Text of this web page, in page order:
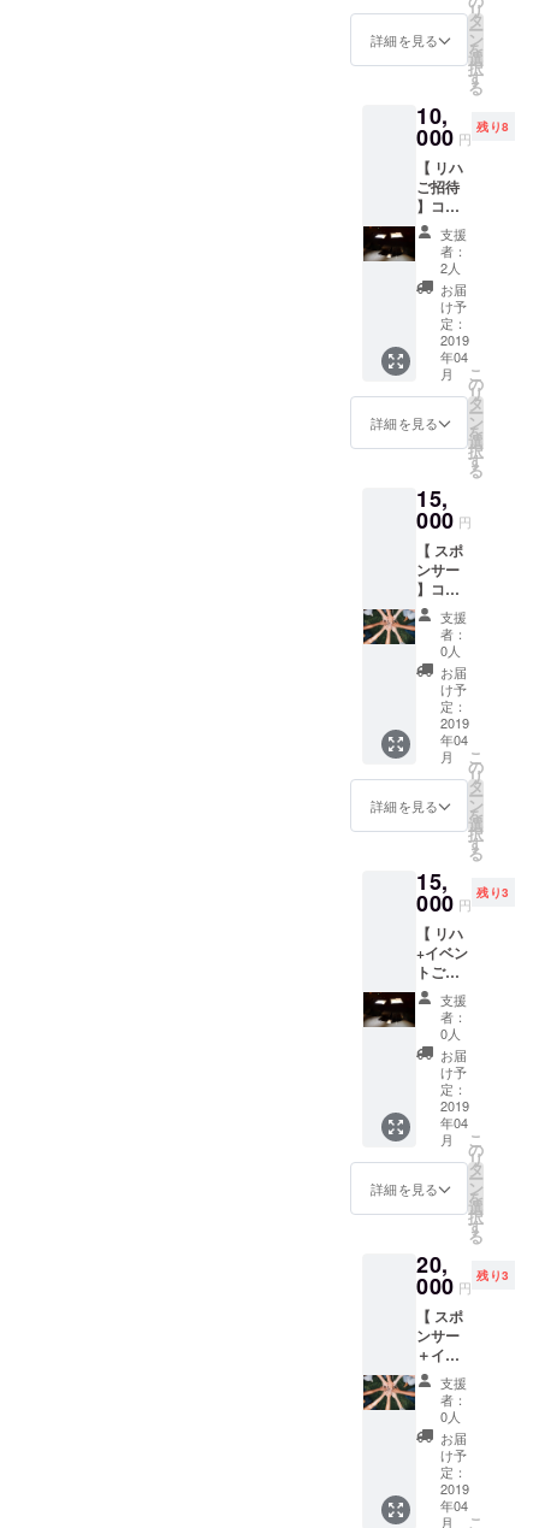
ださ
い。 記
CAMPF
IREの
ユー
ザー名
を掲載
いたし
ます。
ご了承
くださ
い。） *
支援額
は任意
に設定
してい
ただけ
グラム
にお名
必ず備
考欄に
のお名
前をご
記入く
ださ
い。 記
入のな
い場合
CAMPF
IREの
ユー
ザー名
を掲載
いたし
い。） *
支援額
は任意
に設定
してい
ただけ
ます。 *
チケッ
トは
メール
で送付
する電
子チ
ケット
になり
イベン
トは
4/22(月)
20:00に
東日本
橋ICA
PLUSに
て行う
予定で
す。交
通費は
別途支
援者様
のご負
担とな
りま
す。
るチ
ケット
をペア
ます。
クラ
シック
音楽を
あまり
聴かな
いとい
う方を
誘っ
て、一
緒に楽
しんで
みて
は？ ・
サンク
スメー
ルをお
トにご
招待 ・
の場
合、
Web
ページ
上と当
日配布
のプロ
グラム
にお名
前を掲
載（支
援時、
必ず備
考欄に
記入く
ださ
い。 記
入のな
い場合
は
CAMPF
IREの
ユー
ザー名
を掲載
いたし
ます。
ご了承
くださ
支援額
は任意
ただけ
ます。 *
チケッ
トは
メール
で送付
する電
子チ
ケット
になり
ます。 *
イベン
トは
4/22(月)
詳細を見る
リ
タ
ー
ン
を
選
択
す
る
10,
000 円
残り8
【 リハ
ご招待
】コー
ス
10,000
円〜 4
月に行
うリ
ハーサ
ル（ゲ
ネプ
ロ）の
様子を
覗けま
す！日
整致し
ます。
・サン
クス
メール
をお届
け ・お
一人様
リハー
サルに
ご招待
・ご希
望の場
合、
Web
ページ
上と当
にお名
前を掲
援時、
必ず備
考欄に
ご希望
のお名
前をご
記入く
ださ
い。 記
入のな
い場合
CAMPF
IREの
いたし
ます。
ご了承
くださ
い。） *
支援額
は任意
に設定
してい
ただけ
ます。 *
リハー
サル当
日ご都
支援
者：
2人
お届
け予
定：
2019
年04
月
詳細を見る
こ
の
リ
タ
ー
ン
を
選
択
す
る
15,
000 円
【 スポ
ンサー
】コー
ス
15,000
円〜
Web
ページ
上と当
日配布
のプロ
グラム
に、ス
ポン
サーと
業、個
人、商
品名、
活動名
など）
を掲載
しま
す。ま
たイベ
ント会
場での
置きチ
ラシも
対応致
しま
す。 ・
サンク
広告掲
載ス
のご提
供 *支援
額は任
意に設
定して
いただ
けま
す。 *チ
ケット
はメー
ルで送
支援
者：
0人
お届
け予
定：
2019
年04
月
詳細を見る
こ
の
リ
タ
ー
ン
を
選
択
す
る
15,
000 円
残り3
【 リハ
+イベン
トご招
待 】
コース
15,000
円〜 4
月に行
うリ
ハーサ
ル（ゲ
ネプ
ロ）の
様子を
覗けま
ほど調
整致し
ます。
それに
加えイ
ベント
にもご
招待！
・サン
クス
メール
をお届
け ・お
一人様
支援
者：
0人
お届
け予
定：
2019
年04
月
詳細を見る
こ
の
リ
タ
ー
ン
を
選
択
す
る
20,
000 円
残り3
【 スポ
ンサー
＋イベ
ントご
招待 】
コース
20,000
円〜
Web
ページ
上と当
支援
者：
0人
お届
け予
定：
2019
年04
月
こ